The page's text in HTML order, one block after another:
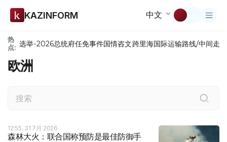
KAZINFORM 中文
热
点: 选举-2026总统府任免事件国情咨文跨里海国际运输路线/中间走廊
欧洲
12:55, 31 7月 2026
森林大火：联合国称预防是最佳防御手